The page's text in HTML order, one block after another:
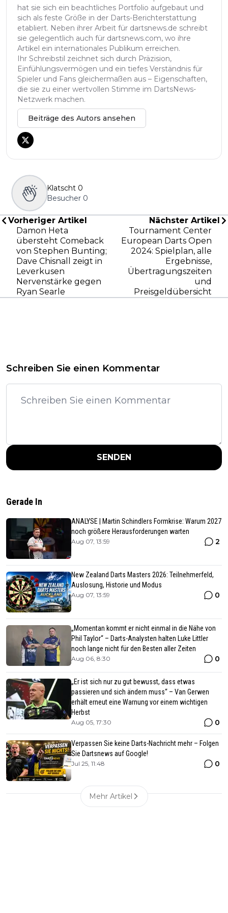
hat sie sich ein beachtliches Portfolio aufgebaut und
sich als feste Größe in der Darts-Berichterstattung
etabliert. Neben ihrer Arbeit für dartsnews.de schreibt
sie gelegentlich auch für dartsnews.com, wo ihre
Artikel ein internationales Publikum erreichen.
Ihr Schreibstil zeichnet sich durch Präzision,
Einfühlungsvermögen und ein tiefes Verständnis für
Spieler und Fans gleichermaßen aus – Eigenschaften,
die sie zu einer wertvollen Stimme im DartsNews-
Netzwerk machen.
Beiträge des Autors ansehen
Klatscht 0
Besucher 0
Vorheriger Artikel
Damon Heta
übersteht Comeback
von Stephen Bunting;
Dave Chisnall zeigt in
Leverkusen
Nervenstärke gegen
Ryan Searle
Nächster Artikel
Tournament Center
European Darts Open
2024: Spielplan, alle
Ergebnisse,
Übertragungszeiten
und
Preisgeldübersicht
Schreiben Sie einen Kommentar
SENDEN
Gerade In
ANALYSE | Martin Schindlers Formkrise: Warum 2027
noch größere Herausforderungen warten
Aug 07, 13:59 2
New Zealand Darts Masters 2026: Teilnehmerfeld,
Auslosung, Historie und Modus
Aug 07, 13:59 0
„Momentan kommt er nicht einmal in die Nähe von
Phil Taylor“ – Darts-Analysten halten Luke Littler
noch lange nicht für den Besten aller Zeiten
Aug 06, 8:30 0
„Er ist sich nur zu gut bewusst, dass etwas
passieren und sich ändern muss“ – Van Gerwen
erhält erneut eine Warnung vor einem wichtigen
Herbst
Aug 05, 17:30 0
Verpassen Sie keine Darts-Nachricht mehr – Folgen
Sie Dartsnews auf Google!
Jul 25, 11:48 0
Mehr Artikel